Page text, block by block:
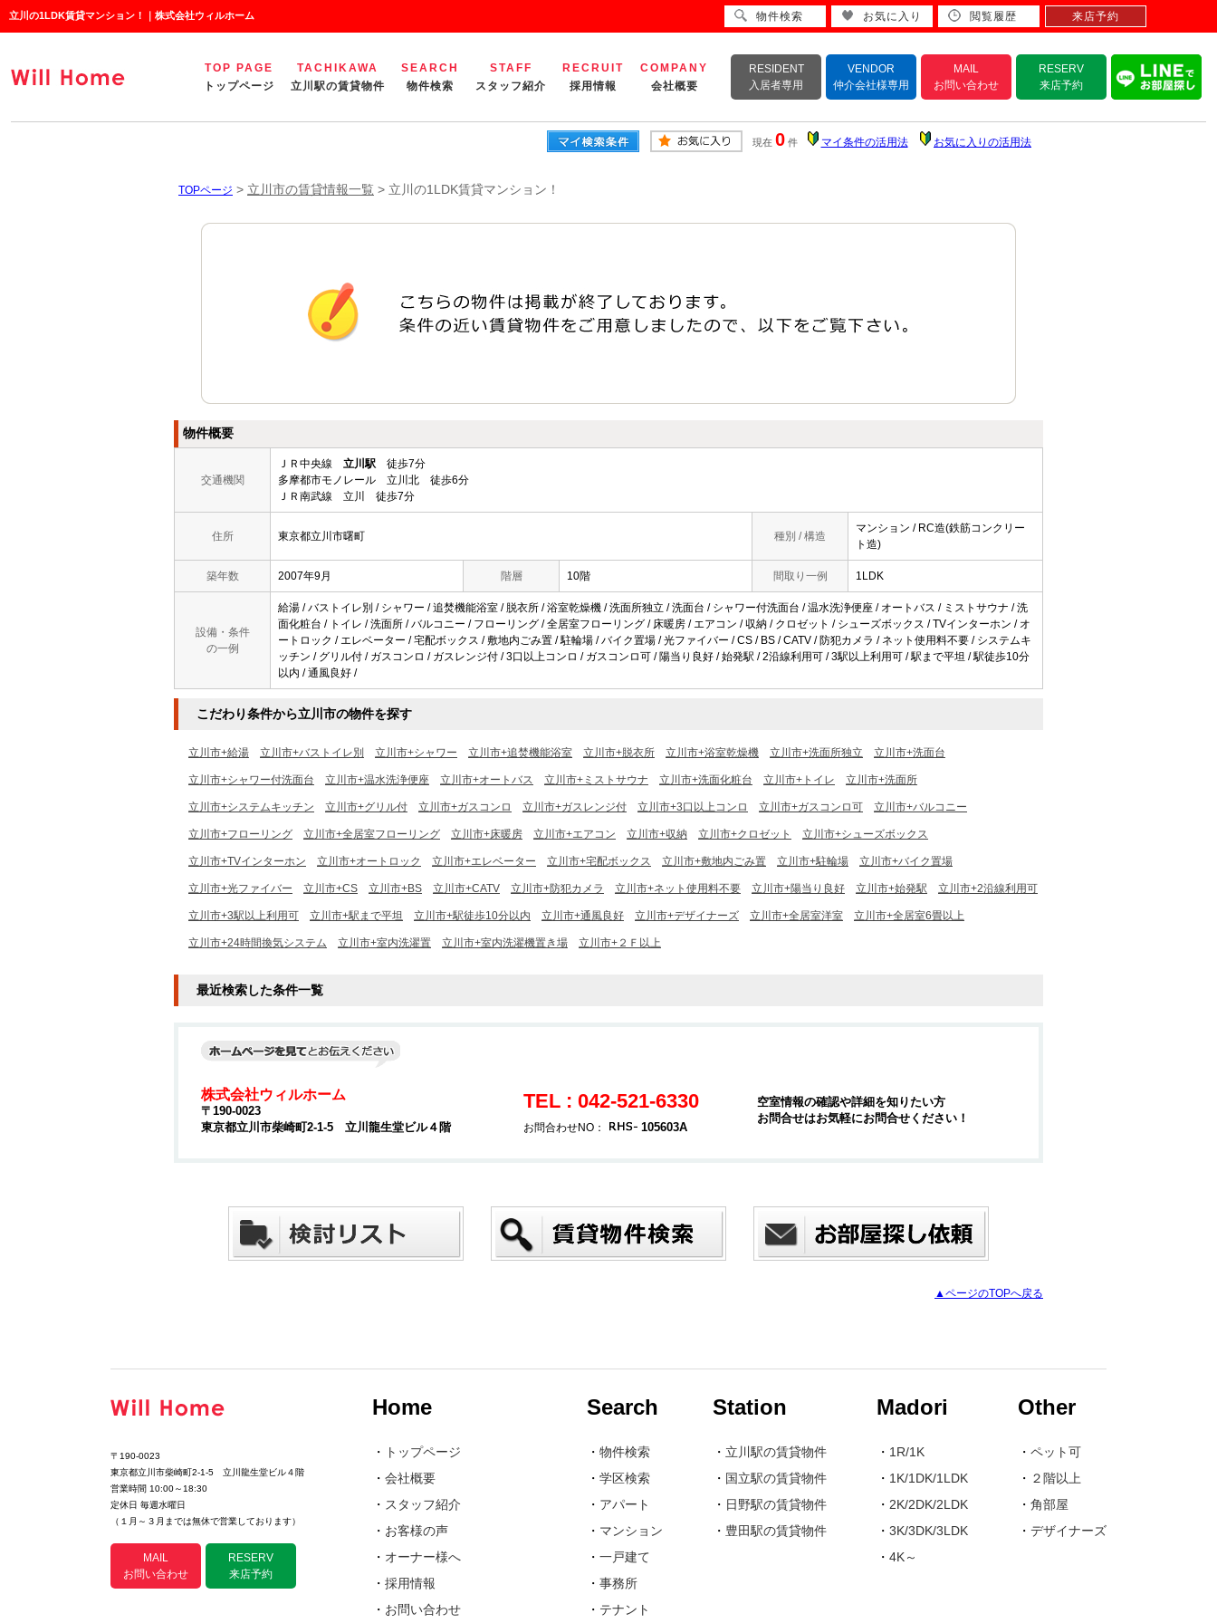
立川の1LDK賃貸マンション！｜株式会社ウィルホーム
TOP PAGE
トップページ
TACHIKAWA
立川駅の賃貸物件
SEARCH
物件検索
STAFF
スタッフ紹介
RECRUIT
採用情報
COMPANY
会社概要
RESIDENT
入居者専用
VENDOR
仲介会社様専用
MAIL
お問い合わせ
RESERV
来店予約
現在 0 件 マイ条件の活用法 お気に入りの活用法
TOPページ > 立川市の賃貸情報一覧 > 立川の1LDK賃貸マンション！
物件概要
交通機関
ＪＲ中央線 立川駅 徒歩7分
多摩都市モノレール 立川北 徒歩6分
ＪＲ南武線 立川 徒歩7分
住所 東京都立川市曙町 種別 / 構造
マンション / RC造(鉄筋コンクリー
ト造)
築年数 2007年9月 階層 10階 間取り一例 1LDK
設備・条件
の一例
給湯 / バストイレ別 / シャワー / 追焚機能浴室 / 脱衣所 / 浴室乾燥機 / 洗面所独立 / 洗面台 / シャワー付洗面台 / 温水洗浄便座 / オートバス / ミストサウナ / 洗
面化粧台 / トイレ / 洗面所 / バルコニー / フローリング / 全居室フローリング / 床暖房 / エアコン / 収納 / クロゼット / シューズボックス / TVインターホン / オ
ートロック / エレベーター / 宅配ボックス / 敷地内ごみ置 / 駐輪場 / バイク置場 / 光ファイバー / CS / BS / CATV / 防犯カメラ / ネット使用料不要 / システムキ
ッチン / グリル付 / ガスコンロ / ガスレンジ付 / 3口以上コンロ / ガスコンロ可 / 陽当り良好 / 始発駅 / 2沿線利用可 / 3駅以上利用可 / 駅まで平坦 / 駅徒歩10分
以内 / 通風良好 /
こだわり条件から立川市の物件を探す
立川市+給湯 立川市+バストイレ別 立川市+シャワー 立川市+追焚機能浴室 立川市+脱衣所 立川市+浴室乾燥機 立川市+洗面所独立 立川市+洗面台
立川市+シャワー付洗面台 立川市+温水洗浄便座 立川市+オートバス 立川市+ミストサウナ 立川市+洗面化粧台 立川市+トイレ 立川市+洗面所
立川市+システムキッチン 立川市+グリル付 立川市+ガスコンロ 立川市+ガスレンジ付 立川市+3口以上コンロ 立川市+ガスコンロ可 立川市+バルコニー
立川市+フローリング 立川市+全居室フローリング 立川市+床暖房 立川市+エアコン 立川市+収納 立川市+クロゼット 立川市+シューズボックス
立川市+TVインターホン 立川市+オートロック 立川市+エレベーター 立川市+宅配ボックス 立川市+敷地内ごみ置 立川市+駐輪場 立川市+バイク置場
立川市+光ファイバー 立川市+CS 立川市+BS 立川市+CATV 立川市+防犯カメラ 立川市+ネット使用料不要 立川市+陽当り良好 立川市+始発駅 立川市+2沿線利用可
立川市+3駅以上利用可 立川市+駅まで平坦 立川市+駅徒歩10分以内 立川市+通風良好 立川市+デザイナーズ 立川市+全居室洋室 立川市+全居室6畳以上
立川市+24時間換気システム 立川市+室内洗濯置 立川市+室内洗濯機置き場 立川市+２Ｆ以上
最近検索した条件一覧
株式会社ウィルホーム
〒190-0023
東京都立川市柴崎町2-1-5 立川龍生堂ビル４階
TEL : 042-521-6330
お問合わせNO： 105603A
空室情報の確認や詳細を知りたい方
お問合せはお気軽にお問合せください！
▲ページのTOPへ戻る
〒190-0023
東京都立川市柴崎町2-1-5 立川龍生堂ビル４階
営業時間 10:00～18:30
定休日 毎週水曜日
（１月～３月までは無休で営業しております）
MAIL
お問い合わせ
RESERV
来店予約
Home
・
トップページ
・ 会社概要
・ スタッフ紹介
・ お客様の声
・ オーナー様へ
・ 採用情報
・ お問い合わせ
Search
・ 物件検索
・ 学区検索
・ アパート
・ マンション
・ 一戸建て
・ 事務所
・ テナント
Station
・ 立川駅の賃貸物件
・ 国立駅の賃貸物件
・ 日野駅の賃貸物件
・ 豊田駅の賃貸物件
Madori
・ 1R/1K
・ 1K/1DK/1LDK
・ 2K/2DK/2LDK
・ 3K/3DK/3LDK
・ 4K～
Other
・ ペット可
・ ２階以上
・ 角部屋
・ デザイナーズ
物件検索 お気に入り 閲覧履歴 来店予約